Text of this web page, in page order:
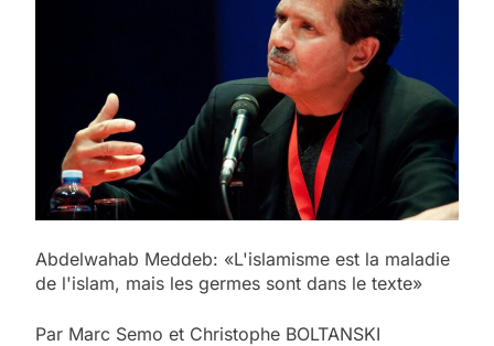
Abdelwahab Meddeb: «L'islamisme est la maladie
de l'islam, mais les germes sont dans le texte»
Par Marc Semo et Christophe BOLTANSKI